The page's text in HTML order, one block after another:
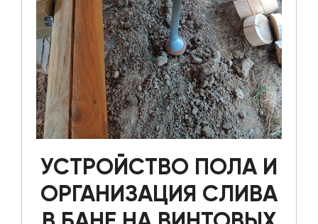
УСТРОЙСТВО ПОЛА И
ОРГАНИЗАЦИЯ СЛИВА